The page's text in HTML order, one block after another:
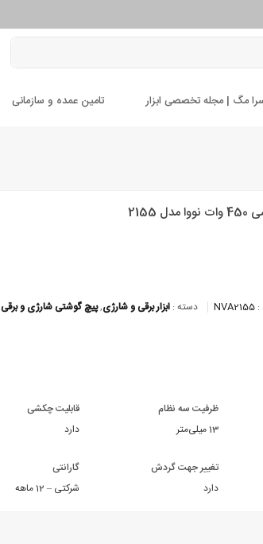
مگ | مجله تخصصی ابزار تامین عمده و سازمانی
:
NVA2155 دسته : ابزار برقی و شارژی,پیچ گوشتی شارژی و برقی
ظرفیت سه نظام
13 میلی‌متر
قابلیت چکشی
دارد
تغییر جهت گردش
دارد
گارانتی
شرکتی – 12 ماهه